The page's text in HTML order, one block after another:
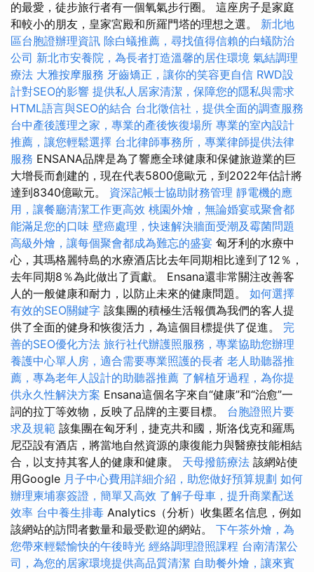
的最愛，徒步旅行者有一個氧氣步行圈。 這座房子是家庭
和較小的朋友，皇家宮殿和所羅門塔的理想之選。 新北地
區台胞證辦理資訊 除白蟻推薦，尋找值得信賴的白蟻防治
公司 新北市安養院，為長者打造溫馨的居住環境 氣結調理
療法 大雅按摩服務 牙齒矯正，讓你的笑容更自信 RWD設
計對SEO的影響 提供私人居家清潔，保障您的隱私與需求
HTML語言與SEO的結合 台北徵信社，提供全面的調查服務
台中產後護理之家，專業的產後恢復場所 專業的室內設計
推薦，讓您輕鬆選擇 台北律師事務所，專業律師提供法律
服務 ENSANA品牌是為了響應全球健康和保健旅遊業的巨
大增長而創建的，現在代表5800億歐元，到2022年估計將
達到8340億歐元。 資深記帳士協助財務管理 靜電機的應
用，讓餐廳清潔工作更高效 桃園外燴，無論婚宴或聚會都
能滿足您的口味 壁癌處理，快速解決牆面受潮及霉菌問題
高級外燴，讓每個聚會都成為難忘的盛宴 匈牙利的水療中
心，其瑪格麗特島的水療酒店比去年同期相比達到了12％，
去年同期8％為此做出了貢獻。 Ensana還非常關注改善客
人的一般健康和耐力，以防止未來的健康問題。 如何選擇
有效的SEO關鍵字 該集團的積極生活報價為我們的客人提
供了全面的健身和恢復活力，為這個目標提供了促進。 完
善的SEO優化方法 旅行社代辦護照服務，專業協助您辦理
養護中心單人房，適合需要專業照護的長者 老人助聽器推
薦，專為老年人設計的助聽器推薦 了解植牙過程，為你提
供永久性解決方案 Ensana這個名字來自“健康”和“治愈”一
詞的拉丁等效物，反映了品牌的主要目標。 台胞證照片要
求及規範 該集團在匈牙利，捷克共和國，斯洛伐克和羅馬
尼亞設有酒店，將當地自然資源的康復能力與醫療技能相結
合，以支持其客人的健康和健康。 天母撥筋療法 該網站使
用Google 月子中心費用詳細介紹，助您做好預算規劃 如何
辦理柬埔寨簽證，簡單又高效 了解子母車，提升商業配送
效率 台中養生排毒 Analytics（分析）收集匿名信息，例如
該網站的訪問者數量和最受歡迎的網站。 下午茶外燴，為
您帶來輕鬆愉快的午後時光 經絡調理證照課程 台南清潔公
司，為您的居家環境提供高品質清潔 自助餐外燴，讓來賓